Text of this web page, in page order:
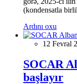
(kondensatla
Ardını oxu
12 Fevral
SOCAR
başlayır